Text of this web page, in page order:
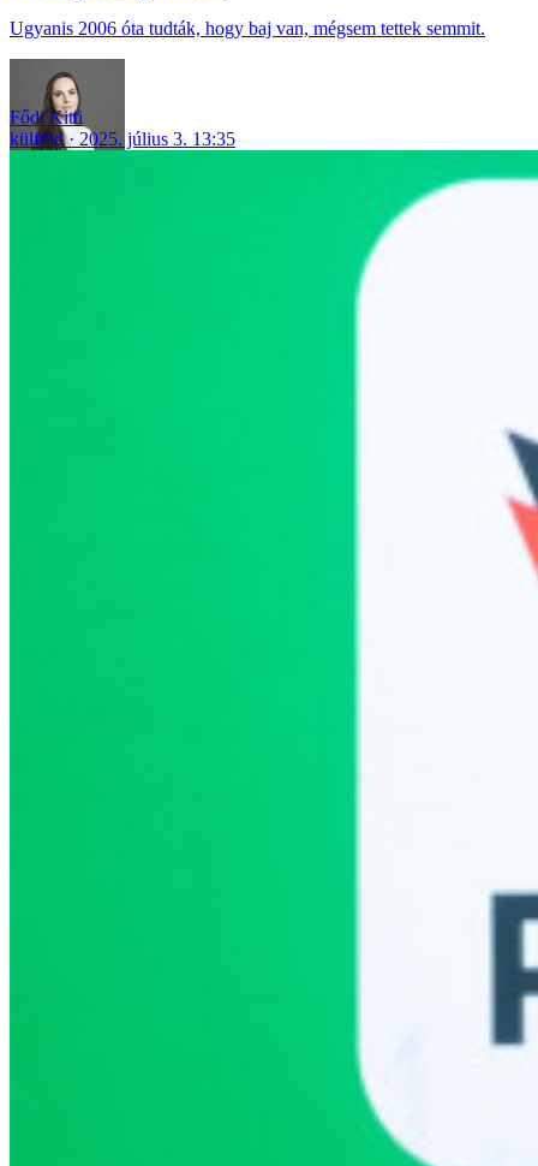
Ugyanis 2006 óta tudták, hogy baj van, mégsem tettek semmit.
Fődi Kitti
külföld
2025. július 3. 13:35